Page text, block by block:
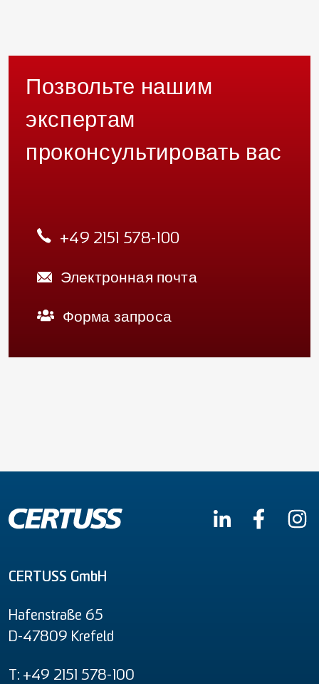
Позвольте нашим
экспертам
проконсультировать вас
+49 2151 578-100
Электронная почта
Форма запроса
CERTUSS GmbH
Hafenstraße 65
D-47809 Krefeld
T: +49 2151 578-100